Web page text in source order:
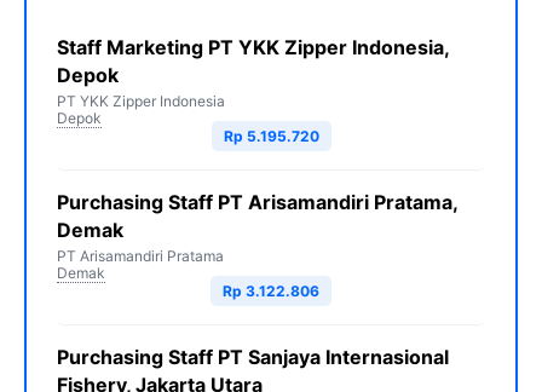
Staff Marketing PT YKK Zipper Indonesia,
Depok
PT YKK Zipper Indonesia
Depok
Rp 5.195.720
Purchasing Staff PT Arisamandiri Pratama,
Demak
PT Arisamandiri Pratama
Demak
Rp 3.122.806
Purchasing Staff PT Sanjaya Internasional
Fishery, Jakarta Utara